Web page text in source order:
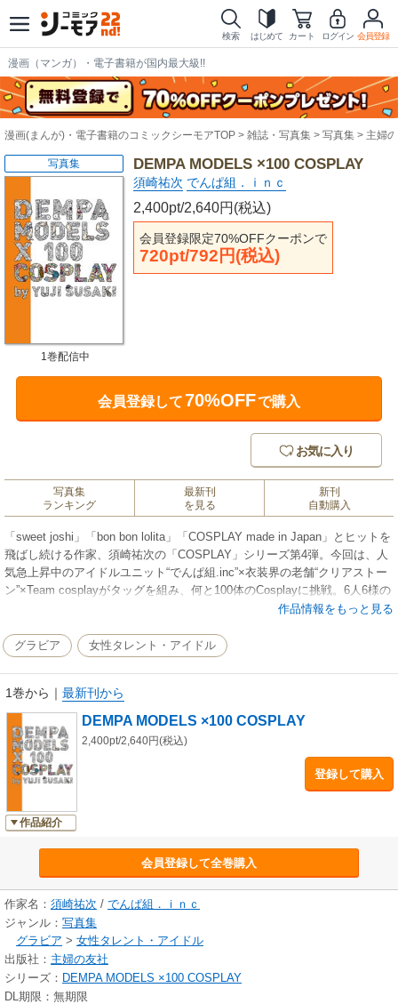
検索 はじめて カート ログイン 会員登録
漫画（マンガ）・電子書籍が国内最大級!!
漫画(まんが)・電子書籍のコミックシーモアTOP 雑誌・写真集 写真集 主婦
DEMPA MODELS ×100 COSPLAY
須崎祐次 でんぱ組．ｉｎｃ
2,400pt/2,640円(税込)
会員登録限定70%OFFクーポンで
720pt/792円(税込)
写真集
1巻配信中
会員登録して70%OFFで購入
お気に入り
写真集
ランキング
最新刊
を見る
新刊
自動購入
「sweet joshi」「bon bon lolita」「COSPLAY made in Japan」とヒットを
飛ばし続ける作家、須崎祐次の「COSPLAY」シリーズ第4弾。今回は、人
気急上昇中のアイドルユニット“でんぱ組.inc”×衣装界の老舗“クリアストー
ン”×Team cosplayがタッグを組み、何と100体のCosplayに挑戦。6人6様の
キャラクターを活かし、ファッション写真のおしゃれ感もある、少しエッ
作品情報をもっと見る
グラビア 女性タレント・アイドル
1巻から ｜ 最新刊から
作品紹介
DEMPA MODELS ×100 COSPLAY
2,400pt/2,640円(税込)
登録して購入
会員登録して全巻購入
作家名： 須崎祐次 / でんぱ組．ｉｎｃ
ジャンル： 写真集
グラビア > 女性タレント・アイドル
出版社： 主婦の友社
シリーズ： DEMPA MODELS ×100 COSPLAY
DL期限：無期限